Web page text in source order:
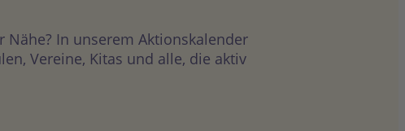
Nähe? In unserem Aktionskalender
Vereine, Kitas und alle, die aktiv